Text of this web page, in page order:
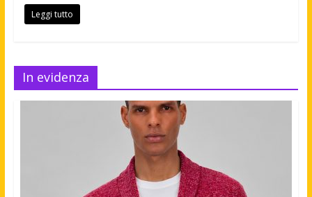
Leggi tutto
In evidenza